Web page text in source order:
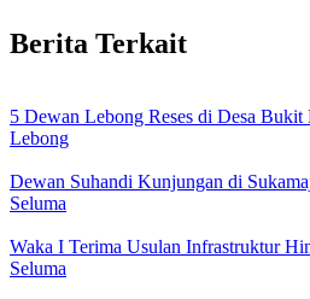
Berita Terkait
5 Dewan Lebong Reses di Desa Bukit
Lebong
Dewan Suhandi Kunjungan di
Seluma
Waka I Terima Usulan Infrastruktur
Seluma